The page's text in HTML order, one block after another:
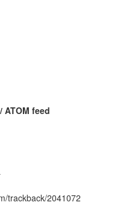
ATOM feed
trackback/2041072